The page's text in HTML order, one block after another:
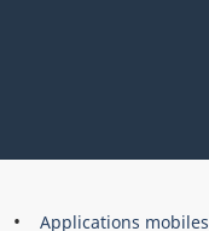
Applications mobiles